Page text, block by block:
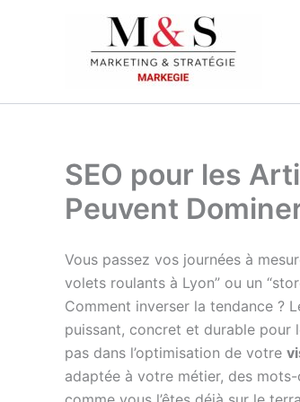
SEO pour les
Peuvent
Vous passez vos journées à
volets roulants à Lyon” ou un
Comment inverser la tendance ?
puissant, concret et durable pour
pas dans l’optimisation de votre
adaptée à votre métier, des